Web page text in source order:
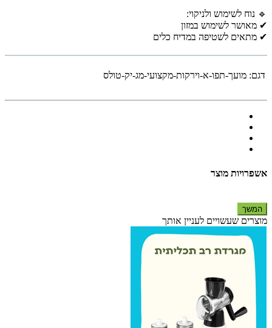
🔹 נוח לשימוש ולניקוי:
✔ מאושר לשימוש במזון
✔ מתאים לשטיפה במדיח כלים
דגם: מועך-תפו-א-וירקות-מקצועי-מג-יק-טולס
אשפרויות מוצר
המשך
מוצרים שעשויים לעניין אותך